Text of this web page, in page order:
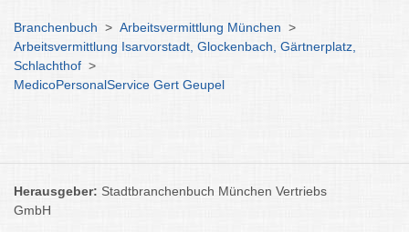
Branchenbuch > Arbeitsvermittlung München >
Arbeitsvermittlung Isarvorstadt, Glockenbach, Gärtnerplatz,
Schlachthof >
MedicoPersonalService Gert Geupel
Herausgeber: Stadtbranchenbuch München Vertriebs
GmbH